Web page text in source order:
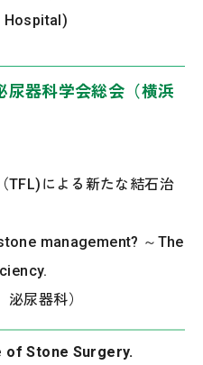
Hospital)
器科学会総会（横浜
TFL)による新たな結石治
management? ～The
尿器科）
of Stone Surgery.